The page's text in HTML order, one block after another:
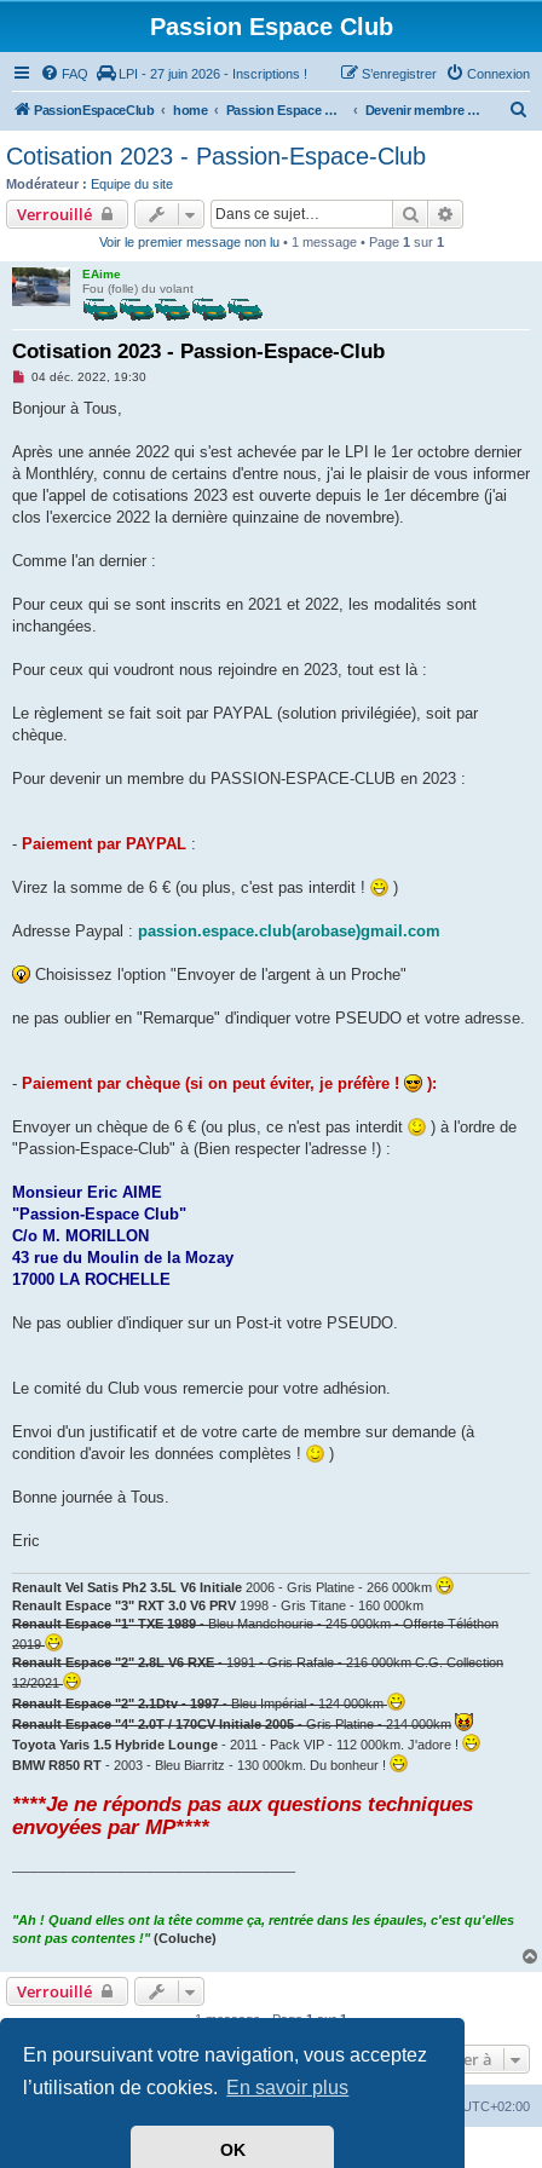
En poursuivant votre navigation, vous acceptez
l’utilisation de cookies. En savoir plus
OK
Passion Espace Club
FAQ LPI - 27 juin 2026 - Inscriptions ! Connexion
S’enregistrer
PassionEspaceClub home Passion Espace Club Devenir membre du Club
Cotisation 2023 - Passion-Espace-Club
Modérateur : Equipe du site
Verrouillé Rechercher
Voir le premier message non lu• 1 message • Page 1 sur 1
EAime
Fou (folle) du volant
Cotisation 2023 - Passion-Espace-Club
M
s
g
n
o
l
04 déc. 2022, 19:30
Bonjour à Tous,
Après une année 2022 qui s'est achevée par le LPI le 1er octobre dernier
à Monthléry, connu de certains d'entre nous, j'ai le plaisir de vous informer
que l'appel de cotisations 2023 est ouverte depuis le 1er décembre (j'ai
clos l'exercice 2022 la dernière quinzaine de novembre).
Comme l'an dernier :
Pour ceux qui se sont inscrits en 2021 et 2022, les modalités sont
inchangées.
Pour ceux qui voudront nous rejoindre en 2023, tout est là :
Le règlement se fait soit par PAYPAL (solution privilégiée), soit par
chèque.
Pour devenir un membre du PASSION-ESPACE-CLUB en 2023 :
- Paiement par PAYPAL :
Virez la somme de 6 € (ou plus, c'est pas interdit ! )
Adresse Paypal : passion.espace.club(arobase)gmail.com
Choisissez l'option "Envoyer de l'argent à un Proche"
ne pas oublier en "Remarque" d'indiquer votre PSEUDO et votre adresse.
- Paiement par chèque (si on peut éviter, je préfère ! ):
Envoyer un chèque de 6 € (ou plus, ce n'est pas interdit
) à l'ordre de
"Passion-Espace-Club" à (Bien respecter l'adresse !) :
Monsieur Eric AIME
"Passion-Espace Club"
C/o M. MORILLON
43 rue du Moulin de la Mozay
17000 LA ROCHELLE
Ne pas oublier d'indiquer sur un Post-it votre PSEUDO.
Le comité du Club vous remercie pour votre adhésion.
Envoi d'un justificatif et de votre carte de membre sur demande (à
condition d'avoir les données complètes !
)
Bonne journée à Tous.
Eric
Renault Vel Satis Ph2 3.5L V6 Initiale 2006 - Gris Platine - 266 000km
Renault Espace "3" RXT 3.0 V6 PRV 1998 - Gris Titane - 160 000km
Renault Espace "1" TXE 1989- Bleu Mandchourie - 245 000km - Offerte Téléthon
2019
Renault Espace "2" 2.8L V6 RXE- 1991 - Gris Rafale - 216 000km C.G. Collection
12/2021
Renault Espace "2" 2.1Dtv - 1997- Bleu Impérial - 124 000km
Renault Espace "4" 2.0T / 170CV Initiale 2005- Gris Platine - 214 000km
Toyota Yaris 1.5 Hybride Lounge - 2011 - Pack VIP - 112 000km. J'adore !
BMW R850 RT - 2003 - Bleu Biarritz - 130 000km. Du bonheur !
****Je ne réponds pas aux questions techniques
envoyées par MP****
"Ah ! Quand elles ont la tête comme ça, rentrée dans les épaules, c'est qu'elles
sont pas contentes !" (Coluche)
Verrouillé
1 message • Page1sur1
Aller à
UTC+02:00
phpBB ® Forum Software © phpBB Limited